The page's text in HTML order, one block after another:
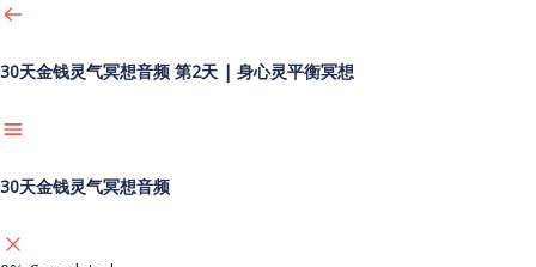
30天金钱灵气冥想音频 第2天 | 身心灵平衡冥想
30天金钱灵气冥想音频